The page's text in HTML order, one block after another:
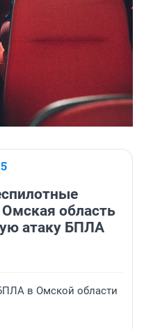
область
атаку БПЛА
в Омской области